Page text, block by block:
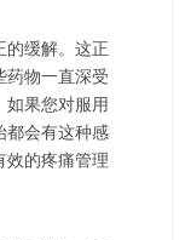
的缓解。这正
药物一直深受
如果您对服用
都会有这种感
效的疼痛管理